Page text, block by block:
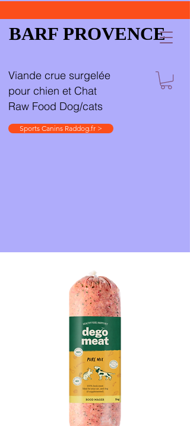
BARF PROVENCE
Viande crue surgelée
pour chien et Chat
Raw Food Dog/cats
Sports Canins Raddog.fr >